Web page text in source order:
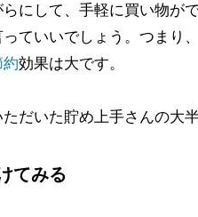
にして、手軽に買い物が
ていいでしょう。つまり
約効果は大です。
だいた貯め上手さんの大半
てみる